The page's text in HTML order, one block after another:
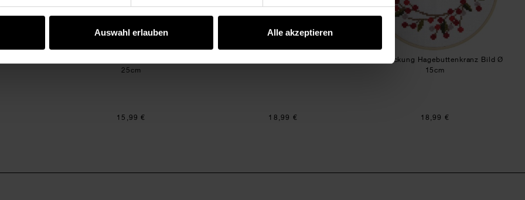
Auswahl erlauben Alle akzeptieren
25cm
15,99 € 18,99 €
Stickpackung Hagebuttenkranz Bild Ø
15cm
18,99 €